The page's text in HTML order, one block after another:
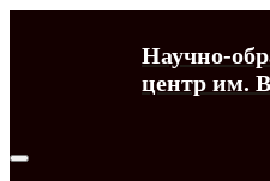
Научно-
центр им.